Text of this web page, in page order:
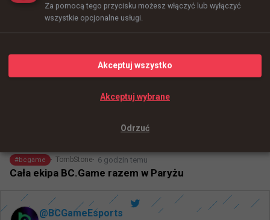
#bcgame TombStone 6 godzin temu
Cała ekipa BC.Game razem w Paryżu
@BCGameEsports
Za pomocą tego przycisku możesz włączyć lub wyłączyć
wszystkie opcjonalne usługi.
Odrzuć
Akceptuj wybrane
Akceptuj wszystko